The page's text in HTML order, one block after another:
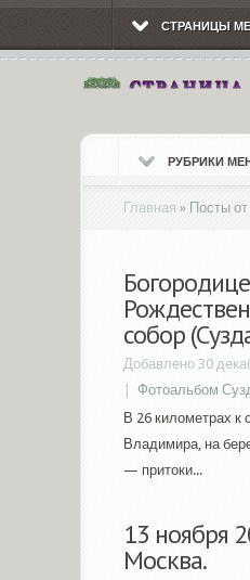
СТРАНИЦЫ
РУБРИКИ
Главная » Посты от
собор
Добавлено 30
| Фотоальбом
В 26 километрах к
Владимира, на
— притоки...
13 ноября
Москва.